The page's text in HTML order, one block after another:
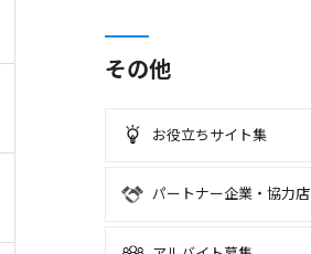
その他
お役立ちサイト集
パートナー企業・協力店